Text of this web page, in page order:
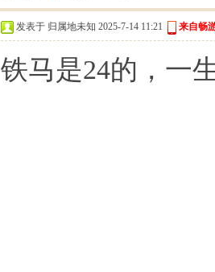
发表于 归属地未知 2025-7-14 11:21 来自畅
铁马是24的，一